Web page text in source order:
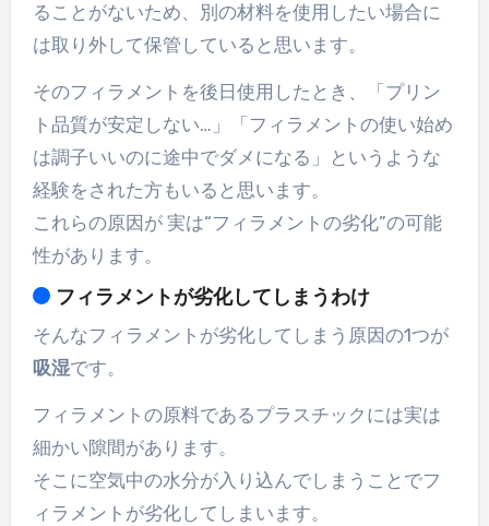
ることがないため、別の材料を使用したい場合に
は取り外して保管していると思います。
そのフィラメントを後日使用したとき、「プリン
ト品質が安定しない…」「フィラメントの使い始め
は調子いいのに途中でダメになる」というような
経験をされた方もいると思います。
これらの原因が 実は“フィラメントの劣化”の可能
性があります。
フィラメントが劣化してしまうわけ
そんなフィラメントが劣化してしまう原因の1つが
吸湿です。
フィラメントの原料であるプラスチックには実は
細かい隙間があります。
そこに空気中の水分が入り込んでしまうことでフ
ィラメントが劣化してしまいます。